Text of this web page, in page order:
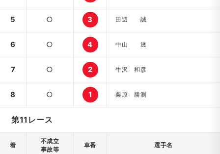
5 ○ 3 田辺 誠
6 ○ 4 中山 透
7 ○ 2 牛沢 和彦
8 ○ 1 栗原 勝測
第11レース
着
不成立
事故等
車番 選手名